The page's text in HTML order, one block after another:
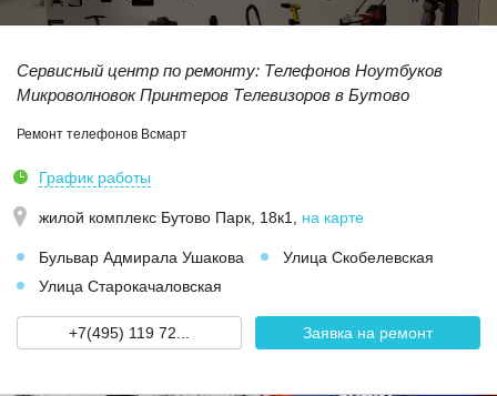
Сервисный центр по ремонту: Телефонов Ноутбуков
Микроволновок Принтеров Телевизоров в Бутово
Ремонт телефонов Всмарт
График работы
жилой комплекс Бутово Парк, 18к1 на карте
Бульвар Адмирала Ушакова
Улица Скобелевская
Улица Старокачаловская
+7(495) 119 72... Заявка на ремонт